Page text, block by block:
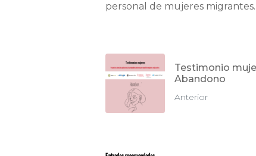
personal de mujeres
Testimonio
Abandono
Anterior